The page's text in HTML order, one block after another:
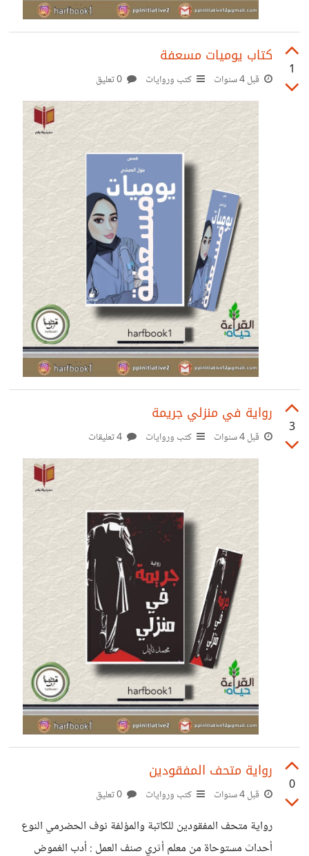
1
كتاب يوميات مسعفة
قبل 4 سنوات كتب وروايات
3
رواية في منزلي جريمة
قبل 4 سنوات كتب وروايات
0
رواية متحف المفقودين
قبل 4 سنوات كتب وروايات
رواية متحف المفقودين للكاتبة والمؤلفة نوف الحضرمي النوع
أحداث مستوحاة من معلم أثري صنف العمل : أدب الغموض